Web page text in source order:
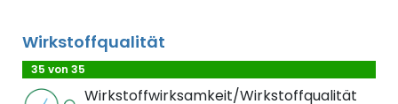
Wirkstoffqualität
35 von 35
Wirkstoffwirksamkeit/Wirkstoffqualität